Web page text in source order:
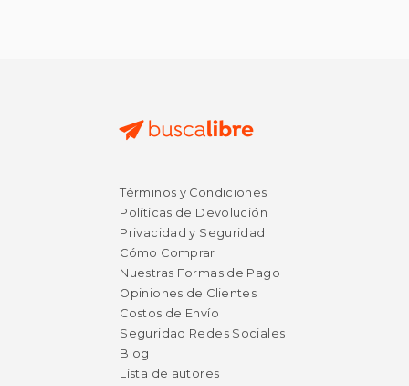
Términos y Condiciones
Políticas de Devolución
Privacidad y Seguridad
Cómo Comprar
Nuestras Formas de Pago
Opiniones de Clientes
Costos de Envío
Seguridad Redes Sociales
Blog
Lista de autores